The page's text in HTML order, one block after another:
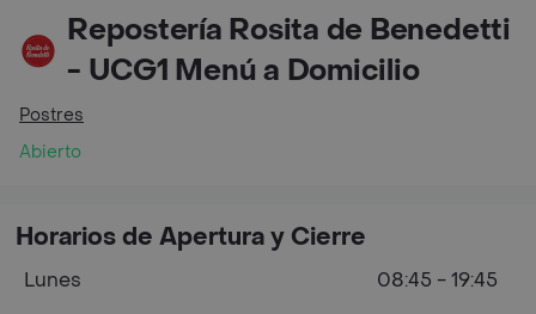
Repostería Rosita de Benedetti
- UCG1 Menú a Domicilio
Postres
Abierto
Horarios de Apertura y Cierre
Lunes
08:45 - 19:45